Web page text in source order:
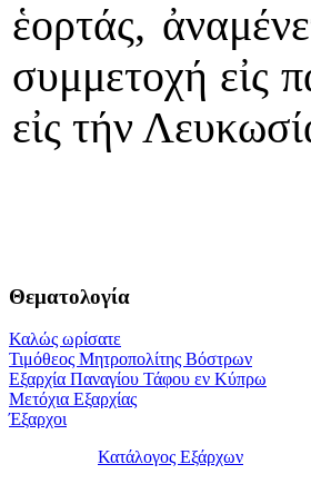
ἑορτάς,
συμμετοχή εἰς
εἰς τήν
Θεματολογία
Καλώς ωρίσατε
Τιμόθεος Μητροπολίτης Βόστρων
Εξαρχία Παναγίου Τάφου εν Κύπρω
Μετόχια Εξαρχίας
Έξαρχοι
Κατάλογος Εξάρχων